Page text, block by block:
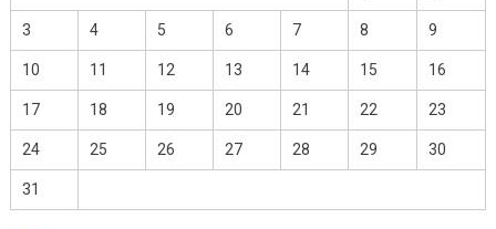
3 4 5 6 7 8 9
10 11 12 13 14 15 16
17 18 19 20 21 22 23
24 25 26 27 28 29 30
31